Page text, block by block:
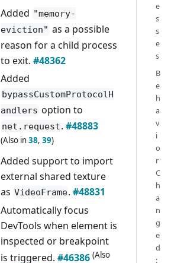
Added "memory-
eviction" as a possible
reason for a child process
to exit. #48362
Added
bypassCustomProtocolH
andlers option to
net.request.#48883
(Also in38, 39)
Added support to import
external shared texture
as VideoFrame.#48831
Automatically focus
DevTools when element is
inspected or breakpoint
is triggered. #46386 (Also
e
s
s
e
s
B
e
h
a
v
i
o
r
C
h
a
n
g
e
d
: